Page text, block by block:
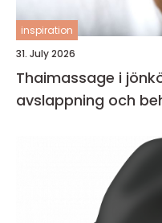
inspiration
31. July 2026
Thaimassage i jönköping en
avslappning och